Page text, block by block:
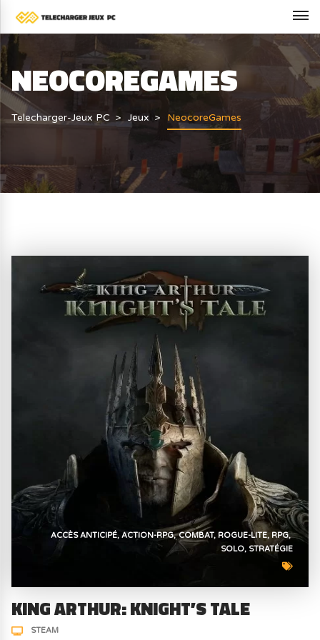
NEOCOREGAMES
Telecharger-Jeux PC Jeux NeocoreGames
ACCÈS ANTICIPÉ ACTION-RPG COMBAT ROGUE-LITE RPG
SOLO STRATÉGIE
KING ARTHUR: KNIGHT’S TALE
STEAM